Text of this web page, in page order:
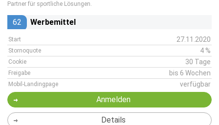
Partner für sportliche Lösungen.
62 Werbemittel
Start 27.11.2020
Stornoquote 4 %
Cookie 30 Tage
Freigabe bis 6 Wochen
Mobil-Landingpage verfügbar
Anmelden
Details